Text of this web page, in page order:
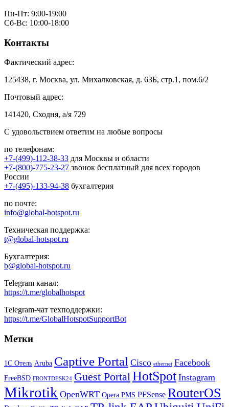
Пн-Пт: 9:00-19:00
Сб-Вс: 10:00-18:00
Контакты
Фактический адрес:
125438, г. Москва, ул. Михалковская, д. 63Б, стр.1, пом.6/2
Почтовый адрес:
141420, Сходня, а/я 729
С удовольствием ответим на любые вопросы
по телефонам:
+7-(499)-112-38-33 для Москвы и области
+7-(800)-775-23-27 звонок бесплатный для всех городов
России
+7-(495)-133-94-38 бухгалтерия
по почте:
info@global-hotspot.ru
Техническая поддержка:
t@global-hotspot.ru
Бухгалтерия:
b@global-hotspot.ru
Telegram канал:
https://t.me/globalhotspot
Telegram-чат техподдержки:
https://t.me/GlobalHotspotSupportBot
Метки
1С Отель Aruba Captive Portal Cisco ethernet Facebook
FreeBSD FRONTDESK24 Guest Portal HotSpot Instagram
Mikrotik OpenWRT Opera PMS PFSense RouterOS